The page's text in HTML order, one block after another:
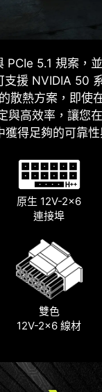
PCIe 5.1 規案，
援 NVIDIA 50
散熱方案，即使
與高效率，讓您
獲得足夠的可靠性
原生 12V-2x6
連接埠
雙色
12V-2x6 線材